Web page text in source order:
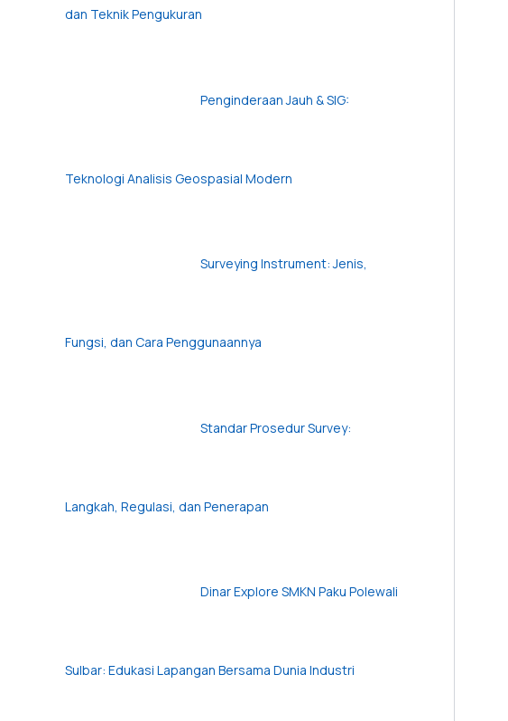
dan Teknik Pengukuran
Penginderaan Jauh & SIG:
Teknologi Analisis Geospasial Modern
Surveying Instrument: Jenis,
Fungsi, dan Cara Penggunaannya
Standar Prosedur Survey:
Langkah, Regulasi, dan Penerapan
Dinar Explore SMKN Paku Polewali
Sulbar: Edukasi Lapangan Bersama Dunia Industri